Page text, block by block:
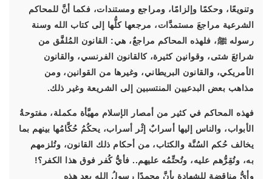
وتنويعًا، وحكمًا وإلزامًا، ومراجع ومستندات، فكما أنَّ للمحاكم
الشرعية مراجعَ مستمدَّات، مرجعها كلُّها إلى كتاب الله وسنة
رسوله ﷺ، فلهذه المحاكم مراجعٌ، هي: القانون المُلفَّق من
شرائعَ شتى، وقوانين كثيرة، كالقانون الفرنسي، والقانون
الأمريكي، والقانون البريطاني، وغيرها من القوانين، ومن
مذاهب بعض البدعيين المنتسبين إلى الشريعة وغير ذلك.
فهذه المحاكم في كثير من أمصار الإسلام مهيَّأة مكملة، مفتوحةُ
الأبواب، والناس إليها أسرابٌ إثْر أسراب، يحكُمُ حُكَّامُها بينهم بما
يخالف حُكم السُنَّة والكتاب، من أحكام ذلك القانون، وتُلزمهم
به، وتُقِرُّهم عليه، وتُحتِّمُه عليهم.. فأيُّ كُفر فوق هذا الكفر؟!
وأيُّ مناقضة للشهادة بأنَّ محمدًا رسولُ الله بعد هذه